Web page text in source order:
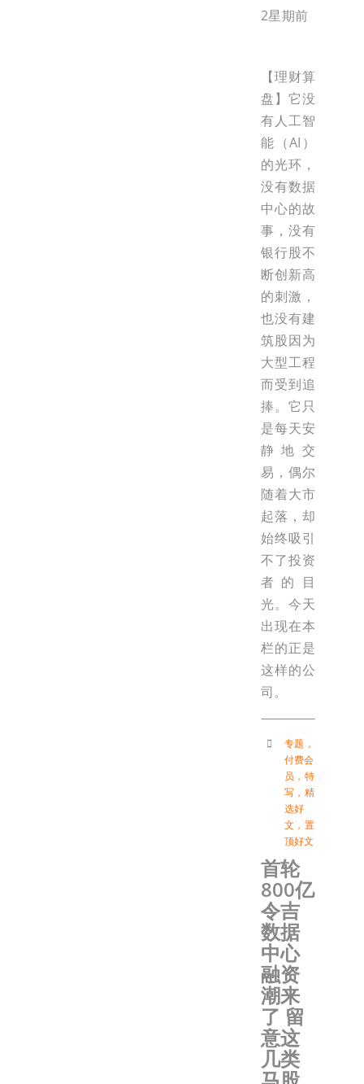
2星期前
【理财算
盘】它没
有人工智
能（AI）
的光环，
没有数据
中心的故
事，没有
银行股不
断创新高
的刺激，
也没有建
筑股因为
大型工程
而受到追
捧。它只
是每天安
静地交
易，偶尔
随着大市
起落，却
始终吸引
不了投资
者的目
光。今天
出现在本
栏的正是
这样的公
司。
专题 ，
付费会
员 ， 特
写 ， 精
选好
文 ， 置
顶好文
首轮
800亿
令吉
数据
中心
融资
潮来
了 留
意这
几类